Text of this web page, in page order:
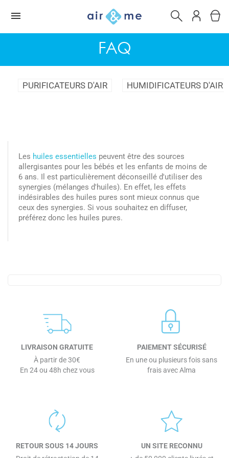
FAQ
PURIFICATEURS D'AIR HUMIDIFICATEURS D'AIR
Les huiles essentielles peuvent être des sources
allergisantes pour les bébés et les enfants de moins de
6 ans. Il est particulièrement déconseillé d'utiliser des
synergies (mélanges d'huiles). En effet, les effets
indésirables des huiles pures sont mieux connus que
ceux des synergies. Si vous souhaitez en diffuser,
préférez donc les huiles pures.
LIVRAISON GRATUITE
À partir de 30€
En 24 ou 48h chez vous
PAIEMENT SÉCURISÉ
En une ou plusieurs fois sans
frais avec Alma
RETOUR SOUS 14 JOURS
UN SITE RECONNU